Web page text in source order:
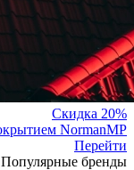
Скидка 20%
NormanMP
Перейти
Популярные бренды